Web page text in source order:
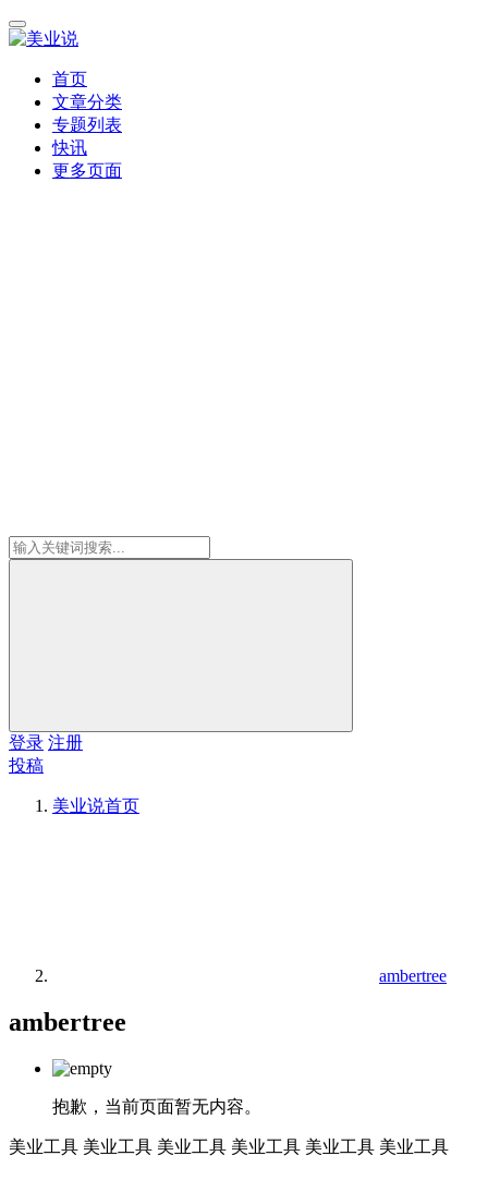
首页
文章分类
专题列表
快讯
更多页面
登录 注册
投稿
美业说首页
ambertree
ambertree
抱歉，当前页面暂无内容。
美业工具 美业工具 美业工具 美业工具 美业工具 美业工具